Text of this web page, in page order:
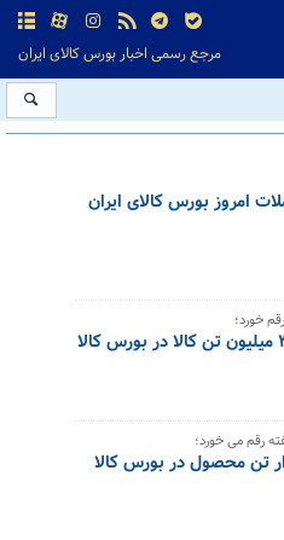
مرجع رسمی اخبار بورس کالای ایران
امروز بورس کالای ایران
خورد؛
رقم می خورد؛